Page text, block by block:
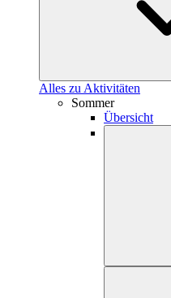
Alles zu Aktivitäten
Sommer
Übersicht